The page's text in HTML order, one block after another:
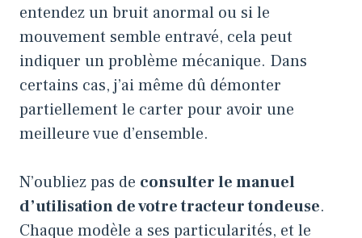
entendez un bruit anormal ou si le
mouvement semble entravé, cela peut
indiquer un problème mécanique. Dans
certains cas, j’ai même dû démonter
partiellement le carter pour avoir une
meilleure vue d’ensemble.
N’oubliez pas de consulter le manuel
d’utilisation de votre tracteur tondeuse.
Chaque modèle a ses particularités, et le